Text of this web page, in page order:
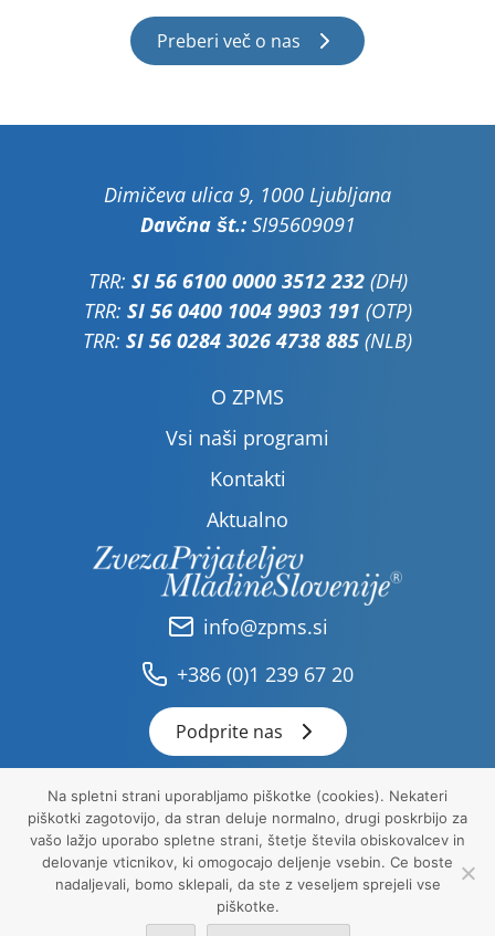
Preberi več o nas
Dimičeva ulica 9, 1000 Ljubljana
Davčna št.:SI95609091
TRR: SI 56 6100 0000 3512 232(DH)
TRR: SI 56 0400 1004 9903 191 (OTP)
TRR: SI 56 0284 3026 4738 885 (NLB)
O ZPMS
Vsi naši programi
Kontakti
Aktualno
info@zpms.si
+386 (0)1 239 67 20
Podprite nas
Pravna obvestila
Politika zasebnosti
Piškotki
ZPMS 2026 © Vse pravice pridržane.
Na spletni strani uporabljamo piškotke (cookies). Nekateri
piškotki zagotovijo, da stran deluje normalno, drugi poskrbijo za
vašo lažjo uporabo spletne strani, štetje števila obiskovalcev in
delovanje vticnikov, ki omogocajo deljenje vsebin. Ce boste
nadaljevali, bomo sklepali, da ste z veseljem sprejeli vse
piškotke.